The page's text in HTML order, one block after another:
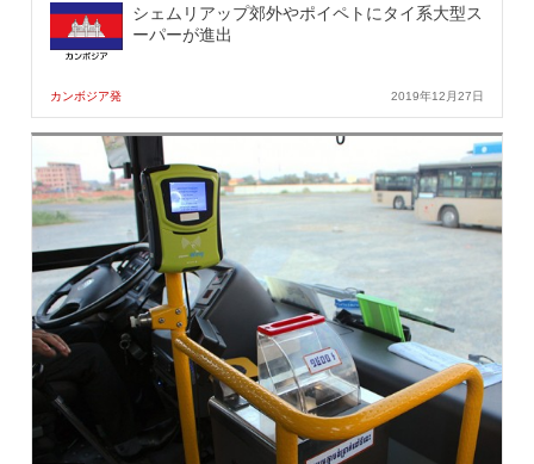
シェムリアップ郊外やポイペトにタイ系大型ス
ーパーが進出
カンボジア発 2019年12月27日